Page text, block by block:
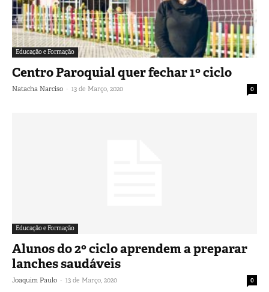
Educação e Formação
Centro Paroquial quer fechar 1º ciclo
Natacha Narciso - 13 de Março, 2020 0
Educação e Formação
Alunos do 2º ciclo aprendem a preparar
lanches saudáveis
Joaquim Paulo - 13 de Março, 2020 0